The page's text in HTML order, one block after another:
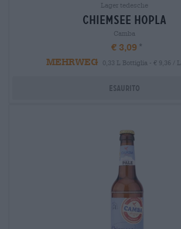
Lager tedesche
chiemsee hopla
Camba
€ 3,09
MEHRWEG
0,33 L Bottiglia - € 9,36 /
Esaurito